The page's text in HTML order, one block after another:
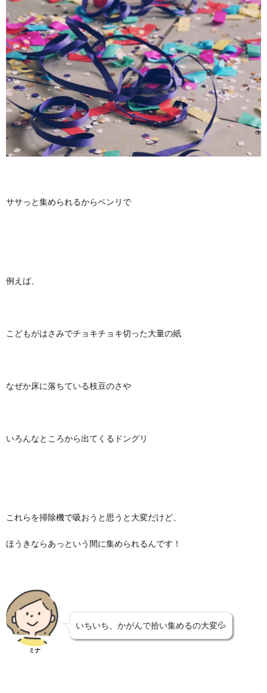
ササっと集められるからベンリで
例えば、
こどもがはさみでチョキチョキ切った大量の紙
なぜか床に落ちている枝豆のさや
いろんなところから出てくるドングリ
これらを掃除機で吸おうと思うと大変だけど、
ほうきならあっという間に集められるんです！
ミナ
いちいち、かがんで拾い集めるの大変💦